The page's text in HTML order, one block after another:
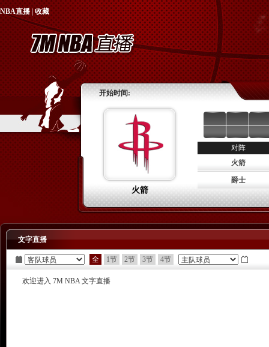
NBA直播|收藏
开始时间:
火箭
对阵
火箭
爵士
文字直播
全 1节 2节 3节 4节
欢迎进入 7M NBA 文字直播